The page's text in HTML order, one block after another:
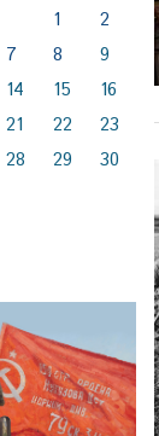
1
2
7 8
9
14 15
16
21 22
23
28 29
30